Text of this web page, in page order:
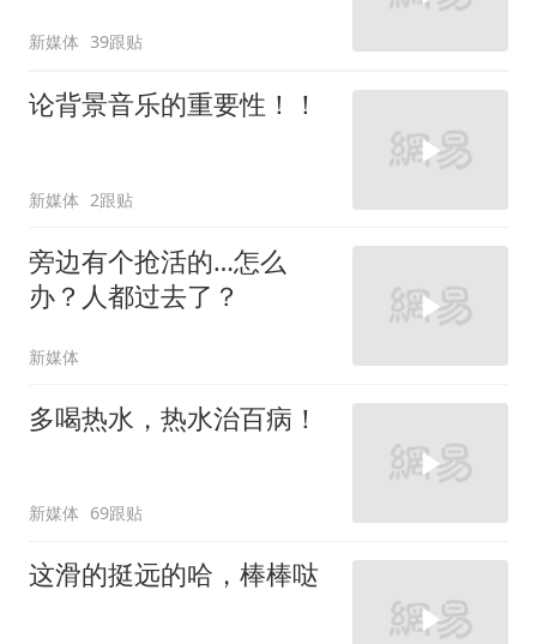
新媒体 39跟贴
论背景音乐的重要性！！
新媒体 2跟贴
旁边有个抢活的…怎么
办？人都过去了？
新媒体
多喝热水，热水治百病！
新媒体 69跟贴
这滑的挺远的哈，棒棒哒